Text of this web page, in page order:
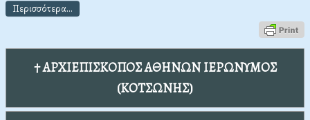
Περισσότερα...
† ΑΡΧΙΕΠΙΣΚΟΠΟΣ ΑΘΗΝΩΝ ΙΕΡΩΝΥΜΟΣ
(ΚΟΤΣΩΝΗΣ)